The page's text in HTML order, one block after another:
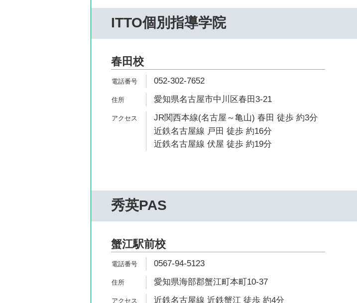
ITTO個別指導学院
春田校
052-302-7652
愛知県名古屋市中川区春田3-21
JR関西本線(名古屋～亀山) 春田 徒歩 約3分
近鉄名古屋線 戸田 徒歩 約16分
近鉄名古屋線 伏屋 徒歩 約19分
秀英PAS
蟹江駅前校
0567-94-5123
愛知県海部郡蟹江町本町10-37
近鉄名古屋線 近鉄蟹江 徒歩 約4分